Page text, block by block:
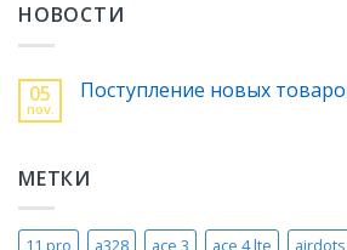
НОВОСТИ
05
nov.
Поступление новых
МЕТКИ
11 pro a328 ace 3 ace 4 lte airdots